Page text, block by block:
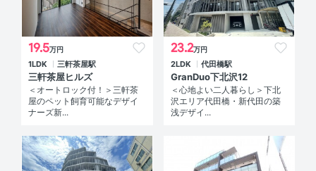
19.5万円
1LDK 三軒茶屋駅
三軒茶屋ヒルズ
＜オートロック付！＞三軒茶
屋のペット飼育可能なデザイ
ナーズ新...
23.2万円
2LDK 代田橋駅
GranDuo下北沢12
＜心地よい二人暮らし＞下北
沢エリア代田橋・新代田の築
浅デザイ...